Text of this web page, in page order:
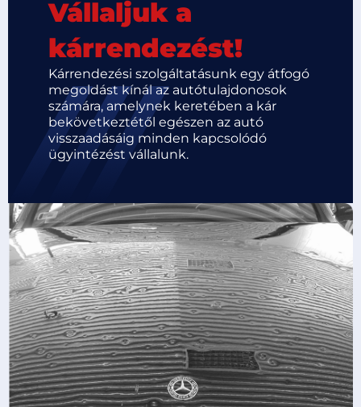
Vállaljuk a
kárrendezést!
Kárrendezési szolgáltatásunk egy átfogó
megoldást kínál az autótulajdonosok
számára, amelynek keretében a kár
bekövetkeztétől egészen az autó
visszaadásáig minden kapcsolódó
ügyintézést vállalunk.